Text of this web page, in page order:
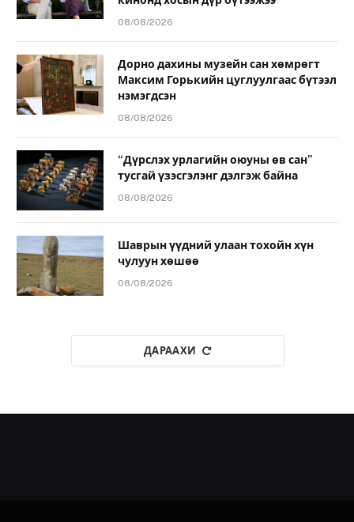
08/08/2026
Дорно дахины музейн сан хөмрөгт
Максим Горькийн цуглуулгаас бүтээл
нэмэгдсэн
08/08/2026
“Дүрслэх урлагийн оюуны өв сан”
тусгай үзэсгэлэнг дэлгэж байна
08/08/2026
Шаврын үүдний улаан тохойн хүн
чулуун хөшөө
08/08/2026
ДАРААХИ